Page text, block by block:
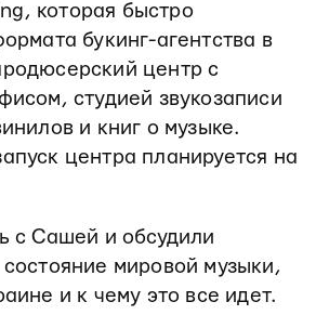
которая быстро
букинг-агентства в
центр с
студией звукозаписи
и книг о музыке.
центра планируется на
с Сашей и обсудили
мировой музыки,
и к чему это все идет.